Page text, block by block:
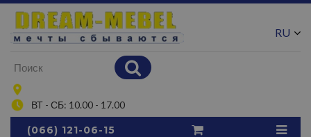
ВТ - СБ: 10.00 - 17.00
RU
(066) 121-06-15